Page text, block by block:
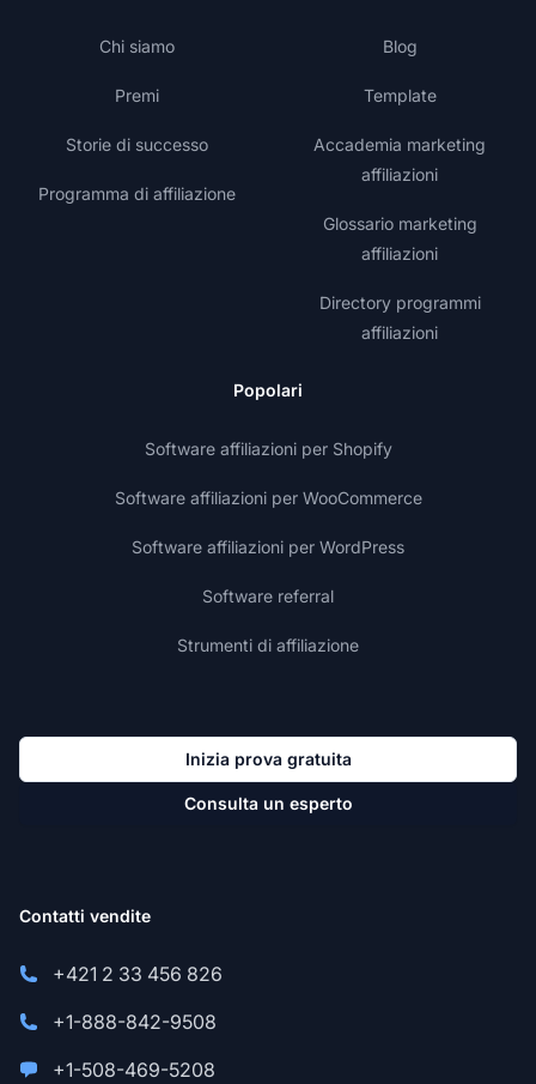
Chi siamo
Premi
Storie di successo
Programma di affiliazione
Blog
Template
Accademia marketing
affiliazioni
Glossario marketing
affiliazioni
Directory programmi
affiliazioni
Popolari
Software affiliazioni per Shopify
Software affiliazioni per WooCommerce
Software affiliazioni per WordPress
Software referral
Strumenti di affiliazione
Inizia prova gratuita
Consulta un esperto
Contatti vendite
+421 2 33 456 826
+1-888-842-9508
+1-508-469-5208